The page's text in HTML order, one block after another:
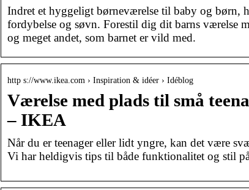
Indret et hyggeligt børneværelse til baby og børn,
fordybelse og søvn. Forestil dig dit barns værelse
og meget andet, som barnet er vild med.
http s://www.ikea.com › Inspiration & idéer › Idéblog
Værelse med plads til små
– IKEA
Når du er teenager eller lidt yngre, kan det være
Vi har heldigvis tips til både funktionalitet og stil